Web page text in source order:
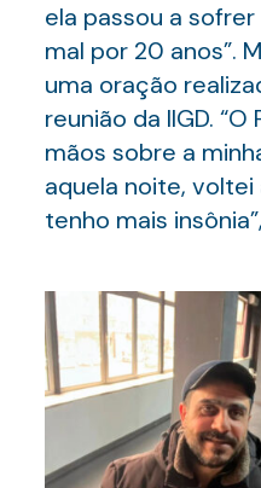
ela passou a sofrer
mal por 20 anos”.
uma oração
reunião da IIGD.
mãos sobre a
aquela noite,
tenho mais